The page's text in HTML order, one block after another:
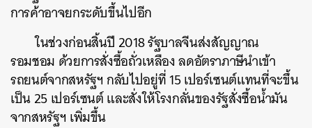
การค้าอาจยกระดับขึ้นไปอีก
ในช่วงก่อนสิ้นปี 2018 รัฐบาลจีนส่งสัญญาณ
รอมชอม ด้วยการสั่งซื้อถั่วเหลือง ลดอัตราภาษีนำเข้า
รถยนต์จากสหรัฐฯ กลับไปอยู่ที่ 15 เปอร์เซนต์แทนที่จะขึ้น
เป็น 25 เปอร์เซนต์ และสั่งให้โรงกลั่นของรัฐสั่งซื้อน้ำมัน
จากสหรัฐฯ เพิ่มขึ้น